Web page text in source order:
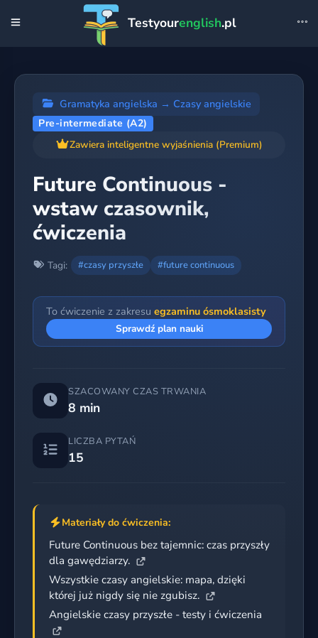
Testyourenglish.pl
Gramatyka angielska → Czasy angielskie
Pre-intermediate (A2)
Zawiera inteligentne wyjaśnienia (Premium)
Future Continuous -
wstaw czasownik,
ćwiczenia
Tagi: #czasy przyszłe #future continuous
To ćwiczenie z zakresu egzaminu ósmoklasisty
Sprawdź plan nauki
SZACOWANY CZAS TRWANIA
8 min
LICZBA PYTAŃ
15
Materiały do ćwiczenia:
Future Continuous bez tajemnic: czas przyszły
dla gawędziarzy.
Wszystkie czasy angielskie: mapa, dzięki
której już nigdy się nie zgubisz.
Angielskie czasy przyszłe - testy i ćwiczenia